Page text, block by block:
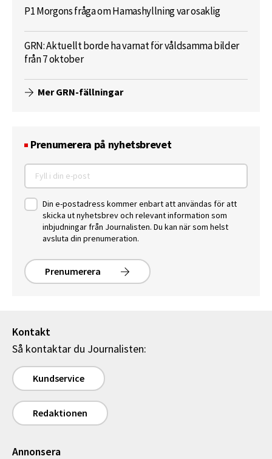
P1 Morgons fråga om Hamashyllning var osaklig
GRN: Aktuellt borde ha varnat för våldsamma bilder
från 7 oktober
Mer GRN-fällningar
Prenumerera på nyhetsbrevet
Din e-postadress kommer enbart att användas för att
skicka ut nyhetsbrev och relevant information som
inbjudningar från Journalisten. Du kan när som helst
avsluta din prenumeration.
Prenumerera
Kontakt
Så kontaktar du Journalisten:
Kundservice
Redaktionen
Annonsera